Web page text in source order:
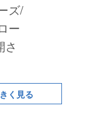
ズ/
ー
さ
く見る